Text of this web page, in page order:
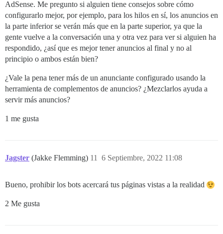
AdSense. Me pregunto si alguien tiene consejos sobre cómo
configurarlo mejor, por ejemplo, para los hilos en sí, los anuncios en
la parte inferior se verán más que en la parte superior, ya que la
gente vuelve a la conversación una y otra vez para ver si alguien ha
respondido, ¿así que es mejor tener anuncios al final y no al
principio o ambos están bien?
¿Vale la pena tener más de un anunciante configurado usando la
herramienta de complementos de anuncios? ¿Mezclarlos ayuda a
servir más anuncios?
1 me gusta
Jagster (Jakke Flemming) 6 Septiembre, 2022 11:08
11
Bueno, prohibir los bots acercará tus páginas vistas a la realidad
2 Me gusta